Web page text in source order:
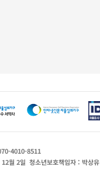
4010-8511
월 2일 청소년보호책임자 : 박상유